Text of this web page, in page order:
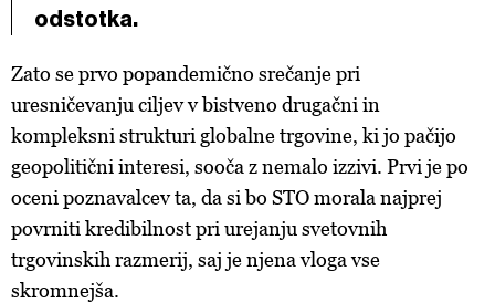
odstotka.
Zato se prvo popandemično srečanje pri
uresničevanju ciljev v bistveno drugačni in
kompleksni strukturi globalne trgovine, ki jo pačijo
geopolitični interesi, sooča z nemalo izzivi. Prvi je po
oceni poznavalcev ta, da si bo STO morala najprej
povrniti kredibilnost pri urejanju svetovnih
trgovinskih razmerij, saj je njena vloga vse
skromnejša.